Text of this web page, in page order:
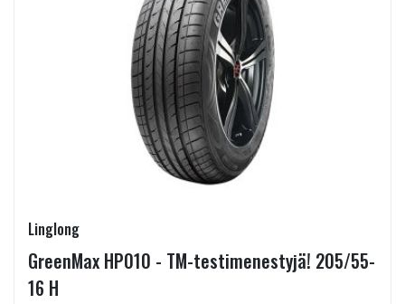
Linglong
GreenMax HP010 - TM-testimenestyjä! 205/55-
16 H